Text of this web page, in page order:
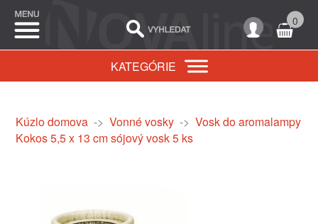
0
KATEGÓRIE
Kúzlo domova-> Vonné vosky-> Vosk do aromalampy
Kokos 5,5 x 13 cm sójový vosk 5 ks